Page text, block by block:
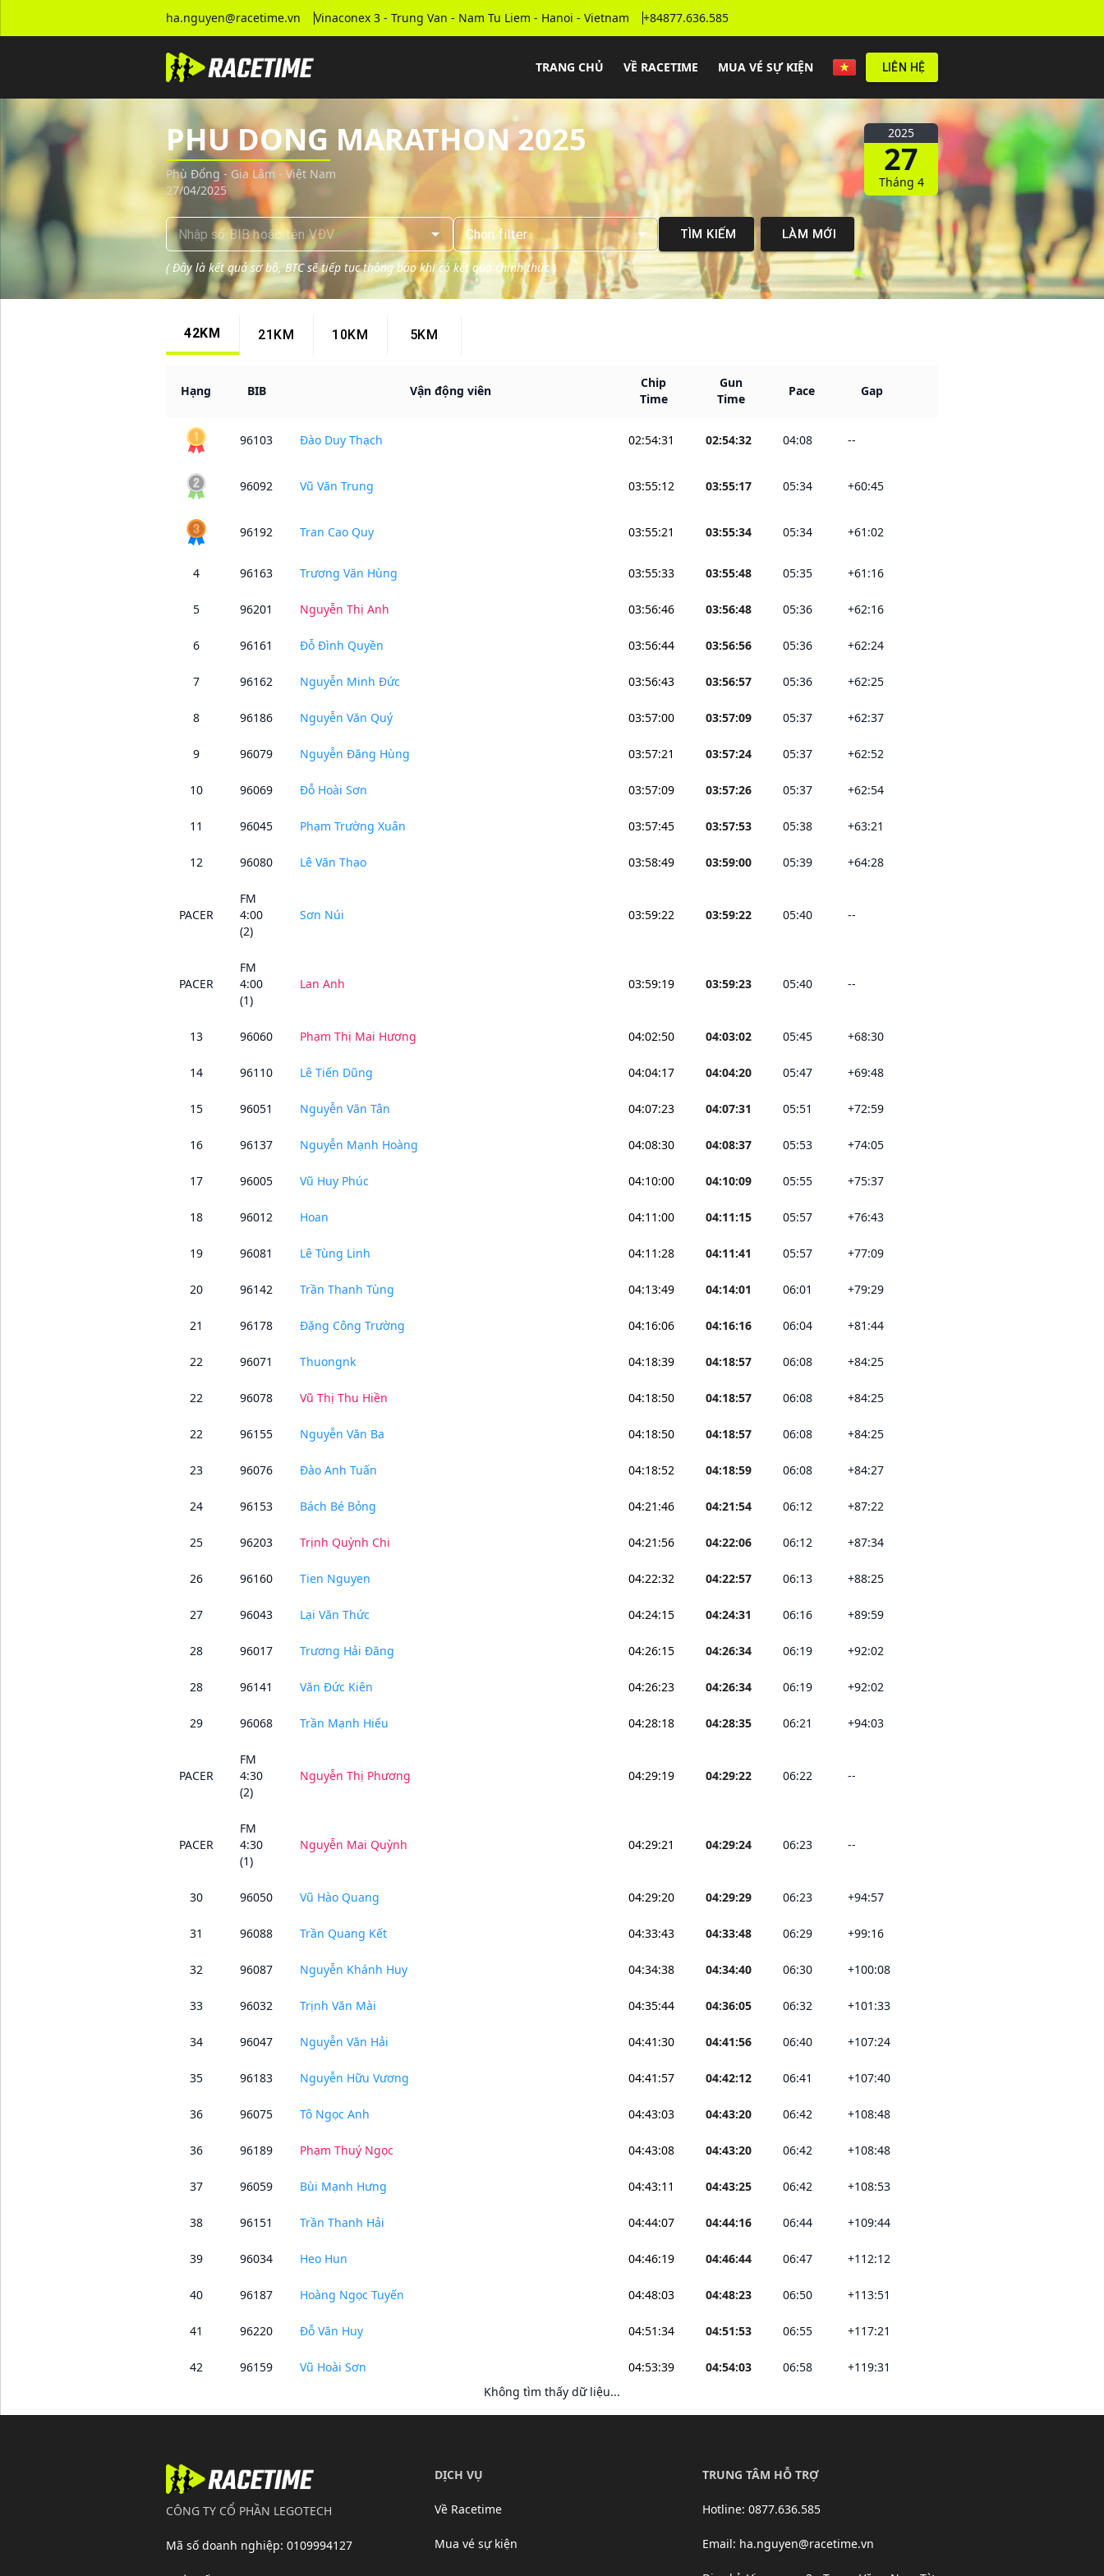
ha.nguyen@racetime.vn Vinaconex 3 - Trung Van - Nam Tu Liem - Hanoi - Vietnam +84877.636.585
TRANG CHỦ VỀ RACETIME MUA VÉ SỰ KIỆN LIÊN HỆ
PHU DONG MARATHON 2025
Phù Đổng - Gia Lâm - Việt Nam
27/04/2025
2025
27
Tháng 4
Chọnfilter TÌM KIẾM LÀM MỚI
(Đây là kết quả sơ bộ, BTC sẽ tiếp tục thông báo khi có kết quả chính thức)
42KM 21KM 10KM 5KM
Hạng BIB Vận động viên
Chip
Time
Gun
Time
Pace Gap
96103 Đào Duy Thạch 02:54:31 02:54:32 04:08 --
96092 Vũ Văn Trung 03:55:12 03:55:17 05:34 +60:45
96192 Tran Cao Quy 03:55:21 03:55:34 05:34 +61:02
4 96163 Trương Văn Hùng 03:55:33 03:55:48 05:35 +61:16
5 96201 Nguyễn Thị Anh 03:56:46 03:56:48 05:36 +62:16
6 96161 Đỗ Đình Quyền 03:56:44 03:56:56 05:36 +62:24
7 96162 Nguyễn Minh Đức 03:56:43 03:56:57 05:36 +62:25
8 96186 Nguyễn Văn Quý 03:57:00 03:57:09 05:37 +62:37
9 96079 Nguyễn Đăng Hùng 03:57:21 03:57:24 05:37 +62:52
10 96069 Đỗ Hoài Sơn 03:57:09 03:57:26 05:37 +62:54
11 96045 Phạm Trường Xuân 03:57:45 03:57:53 05:38 +63:21
12 96080 Lê Văn Thạo 03:58:49 03:59:00 05:39 +64:28
PACER
FM
4:00
(2)
Sơn Núi 03:59:22 03:59:22 05:40 --
PACER
FM
4:00
(1)
Lan Anh 03:59:19 03:59:23 05:40 --
13 96060 Phạm Thị Mai Hương 04:02:50 04:03:02 05:45 +68:30
14 96110 Lê Tiến Dũng 04:04:17 04:04:20 05:47 +69:48
15 96051 Nguyễn Văn Tân 04:07:23 04:07:31 05:51 +72:59
16 96137 Nguyễn Mạnh Hoàng 04:08:30 04:08:37 05:53 +74:05
17 96005 Vũ Huy Phúc 04:10:00 04:10:09 05:55 +75:37
18 96012 Hoan 04:11:00 04:11:15 05:57 +76:43
19 96081 Lê Tùng Linh 04:11:28 04:11:41 05:57 +77:09
20 96142 Trần Thanh Tùng 04:13:49 04:14:01 06:01 +79:29
21 96178 Đặng Công Trường 04:16:06 04:16:16 06:04 +81:44
22 96071 Thuongnk 04:18:39 04:18:57 06:08 +84:25
22 96078 Vũ Thị Thu Hiền 04:18:50 04:18:57 06:08 +84:25
22 96155 Nguyễn Văn Ba 04:18:50 04:18:57 06:08 +84:25
23 96076 Đào Anh Tuấn 04:18:52 04:18:59 06:08 +84:27
24 96153 Bách Bé Bỏng 04:21:46 04:21:54 06:12 +87:22
25 96203 Trịnh Quỳnh Chi 04:21:56 04:22:06 06:12 +87:34
26 96160 Tien Nguyen 04:22:32 04:22:57 06:13 +88:25
27 96043 Lại Văn Thức 04:24:15 04:24:31 06:16 +89:59
28 96017 Trương Hải Đăng 04:26:15 04:26:34 06:19 +92:02
28 96141 Văn Đức Kiên 04:26:23 04:26:34 06:19 +92:02
29 96068 Trần Mạnh Hiếu 04:28:18 04:28:35 06:21 +94:03
PACER
FM
4:30
(2)
Nguyễn Thị Phương 04:29:19 04:29:22 06:22 --
PACER
FM
4:30
(1)
Nguyễn Mai Quỳnh 04:29:21 04:29:24 06:23 --
30 96050 Vũ Hào Quang 04:29:20 04:29:29 06:23 +94:57
31 96088 Trần Quang Kết 04:33:43 04:33:48 06:29 +99:16
32 96087 Nguyễn Khánh Huy 04:34:38 04:34:40 06:30 +100:08
33 96032 Trịnh Văn Mài 04:35:44 04:36:05 06:32 +101:33
34 96047 Nguyễn Văn Hải 04:41:30 04:41:56 06:40 +107:24
35 96183 Nguyễn Hữu Vương 04:41:57 04:42:12 06:41 +107:40
36 96075 Tô Ngọc Anh 04:43:03 04:43:20 06:42 +108:48
36 96189 Phạm Thuý Ngọc 04:43:08 04:43:20 06:42 +108:48
37 96059 Bùi Mạnh Hưng 04:43:11 04:43:25 06:42 +108:53
38 96151 Trần Thanh Hải 04:44:07 04:44:16 06:44 +109:44
39 96034 Heo Hun 04:46:19 04:46:44 06:47 +112:12
40 96187 Hoàng Ngọc Tuyến 04:48:03 04:48:23 06:50 +113:51
41 96220 Đỗ Văn Huy 04:51:34 04:51:53 06:55 +117:21
42 96159 Vũ Hoài Sơn 04:53:39 04:54:03 06:58
+119:31
Không tìm thấy dữ liệu...
CÔNG TY CỔ PHẦN LEGOTECH
Mã số doanh nghiệp: 0109994127
DỊCH VỤ
Về Racetime
Mua vé sự kiện
TRUNG TÂM HỖ TRỢ
Hotline: 0877.636.585
Email: ha.nguyen@racetime.vn
Tra cứu kết quả giải chạy PHU DONG MARATHON 2025